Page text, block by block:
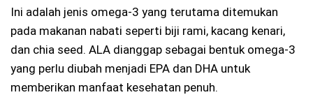
Ini adalah jenis omega-3 yang terutama ditemukan
pada makanan nabati seperti biji rami, kacang kenari,
dan chia seed. ALA dianggap sebagai bentuk omega-3
yang perlu diubah menjadi EPA dan DHA untuk
memberikan manfaat kesehatan penuh.